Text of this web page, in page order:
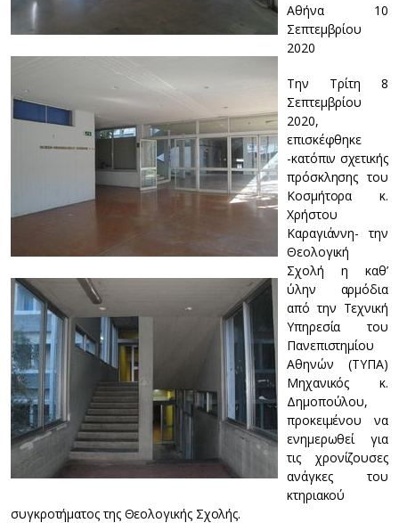
Αθήνα 10
Σεπτεμβρίου
2020
Την Τρίτη 8
Σεπτεμβρίου
2020,
επισκέφθηκε
-κατόπιν σχετικής
πρόσκλησης του
Κοσμήτορα κ.
Χρήστου
Καραγιάννη- την
Θεολογική
Σχολή η καθ’
ύλην αρμόδια
από την Τεχνική
Υπηρεσία του
Πανεπιστημίου
Αθηνών (ΤΥΠΑ)
Μηχανικός κ.
Δημοπούλου,
προκειμένου να
ενημερωθεί για
τις χρονίζουσες
ανάγκες του
κτηριακού
συγκροτήματος της Θεολογικής Σχολής.